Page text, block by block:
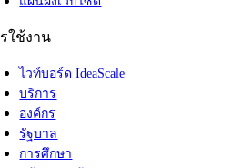
ใช้งาน
ไวท์บอร์ด IdeaScale
บริการ
องค์กร
รัฐบาล
การศึกษา